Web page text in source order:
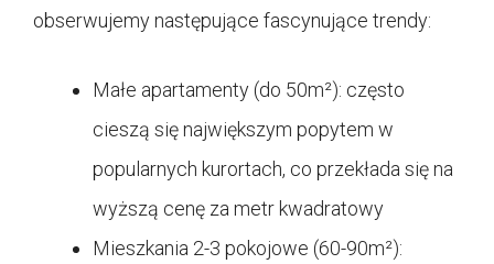
obserwujemy następujące fascynujące trendy:
Małe apartamenty (do 50m²): często
cieszą się największym popytem w
popularnych kurortach, co przekłada się na
wyższą cenę za metr kwadratowy
Mieszkania 2-3 pokojowe (60-90m²):